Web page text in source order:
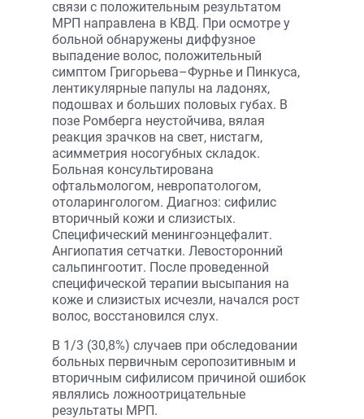
связи с положительным результатом
МРП направлена в КВД. При осмотре у
больной обнаружены диффузное
выпадение волос, положительный
симптом Григорьева–Фурнье и Пинкуса,
лентикулярные папулы на ладонях,
подошвах и больших половых губах. В
позе Ромберга неустойчива, вялая
реакция зрачков на свет, нистагм,
асимметрия носогубных складок.
Больная консультирована
офтальмологом, невропатологом,
отоларингологом. Диагноз: сифилис
вторичный кожи и слизистых.
Специфический менингоэнцефалит.
Ангиопатия сетчатки. Левосторонний
сальпингоотит. После проведенной
специфической терапии высыпания на
коже и слизистых исчезли, начался рост
волос, восстановился слух.
В 1/3 (30,8%) случаев при обследовании
больных первичным серопозитивным и
вторичным сифилисом причиной ошибок
являлись ложноотрицательные
результаты МРП.